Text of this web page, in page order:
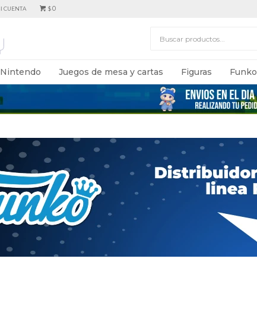
Nintendo Juegos de mesa y cartas Figuras Funko
$0